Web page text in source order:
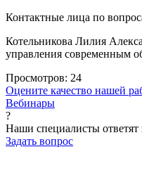
Контактные лица по
Котельникова Лилия
управления современным
Просмотров: 24
Оцените качество нашей
Вебинары
?
Наши специалисты
Задать вопрос